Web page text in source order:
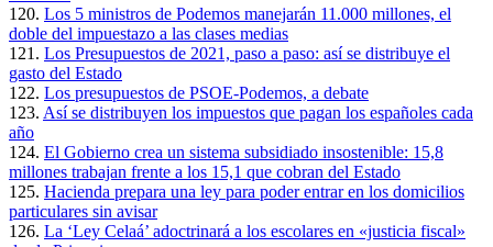
120. Los 5 ministros de Podemos manejarán 11.000 millones, el
doble del impuestazo a las clases medias
121. Los Presupuestos de 2021, paso a paso: así se distribuye el
gasto del Estado
122. Los presupuestos de PSOE-Podemos, a debate
123. Así se distribuyen los impuestos que pagan los españoles cada
año
124. El Gobierno crea un sistema subsidiado insostenible: 15,8
millones trabajan frente a los 15,1 que cobran del Estado
125. Hacienda prepara una ley para poder entrar en los domicilios
particulares sin avisar
126. La ‘Ley Celaá’ adoctrinará a los escolares en «justicia fiscal»